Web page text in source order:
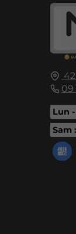
09
Lun
Sam :